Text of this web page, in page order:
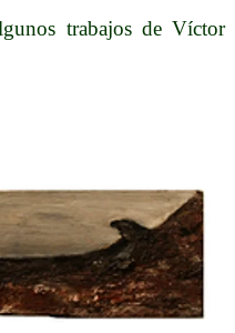
trabajos de